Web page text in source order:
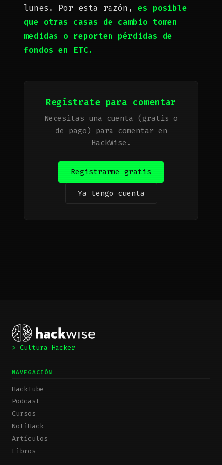
lunes. Por esta razón, es posible
que otras casas de cambio tomen
medidas o reporten pérdidas de
fondos en ETC.
Regístrate para comentar
Necesitas una cuenta (gratis o
de pago) para comentar en
HackWise.
Registrarme gratis
Ya tengo cuenta
> Cultura Hacker
NAVEGACIÓN
HackTube
Podcast
Cursos
NotiHack
Artículos
Libros